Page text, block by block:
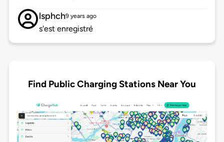
lsphch9 years ago
s'est enregistré
Find Public Charging Stations Near You